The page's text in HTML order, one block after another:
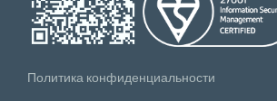
Политика конфиденциальности